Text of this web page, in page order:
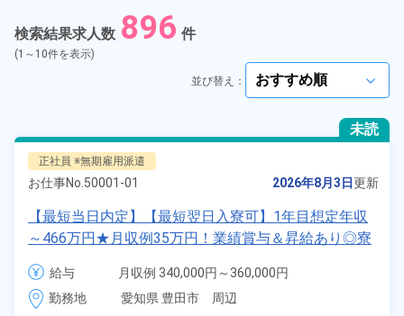
契約社員
アルバイト・パート
正社員 ※無期雇用派遣
期間従業員
こだわり 選択してください
検索結果求人数 896 件
(1～10件を表示)
並び替え： arrow_forward_ios
未読
正社員 ※無期雇用派遣
お仕事No. 50001-01 2026年8月3日更新
【最短当日内定】【最短翌日入寮可】1年目想定年収
～466万円★月収例35万円！業績賞与＆昇給あり◎寮
完備！寮費6割補助★寮から職場まで送迎つき◎土日
休み＆年間休日122日！自動車のプレス加工や組立作
業！《愛知県豊田市》
給与
月収例 340,000円～360,000円
給与 251,000円～251,000円
勤務地
愛知県 豊田市　周辺